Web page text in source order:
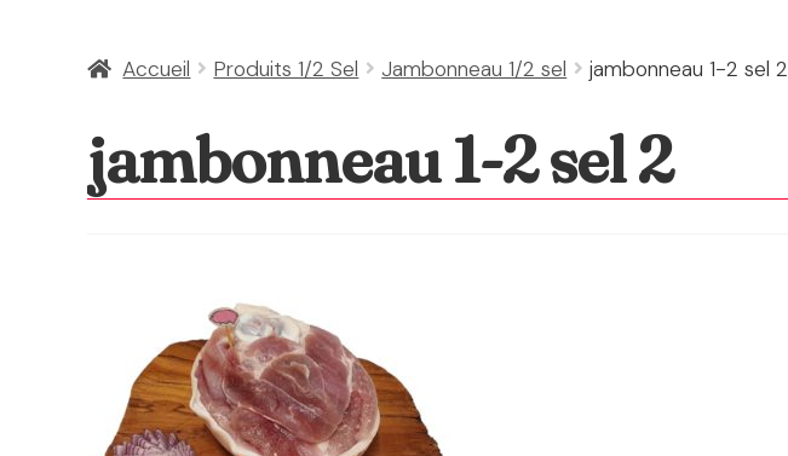
Accueil Produits 1/2 Sel Jambonneau 1/2 sel jambonneau 1-2 sel 2
jambonneau 1-2 sel 2